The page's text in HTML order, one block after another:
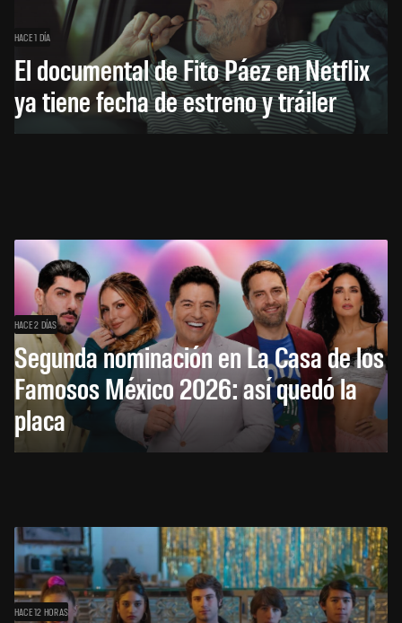
HACE 1 DÍA
El documental de Fito Páez en Netflix
ya tiene fecha de estreno y tráiler
HACE 2 DÍAS
Segunda nominación en La Casa de los
Famosos México 2026: así quedó la
placa
HACE 12 HORAS